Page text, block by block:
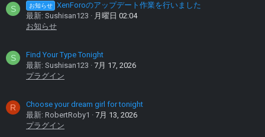
S お知らせ XenForoのアップデート作業を行いました
最新: Sushisan123
月曜日 02:04
お知らせ
S
Find Your Type Tonight
最新: Sushisan123
7月 17, 2026
プラグイン
R
Choose your dream girl for tonight
最新: RobertRoby1
7月 13, 2026
プラグイン